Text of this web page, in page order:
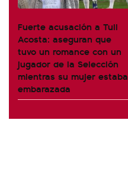
Fuerte acusación a Tuli
Acosta: aseguran que
tuvo un romance con un
jugador de la Selección
mientras su mujer estaba
embarazada